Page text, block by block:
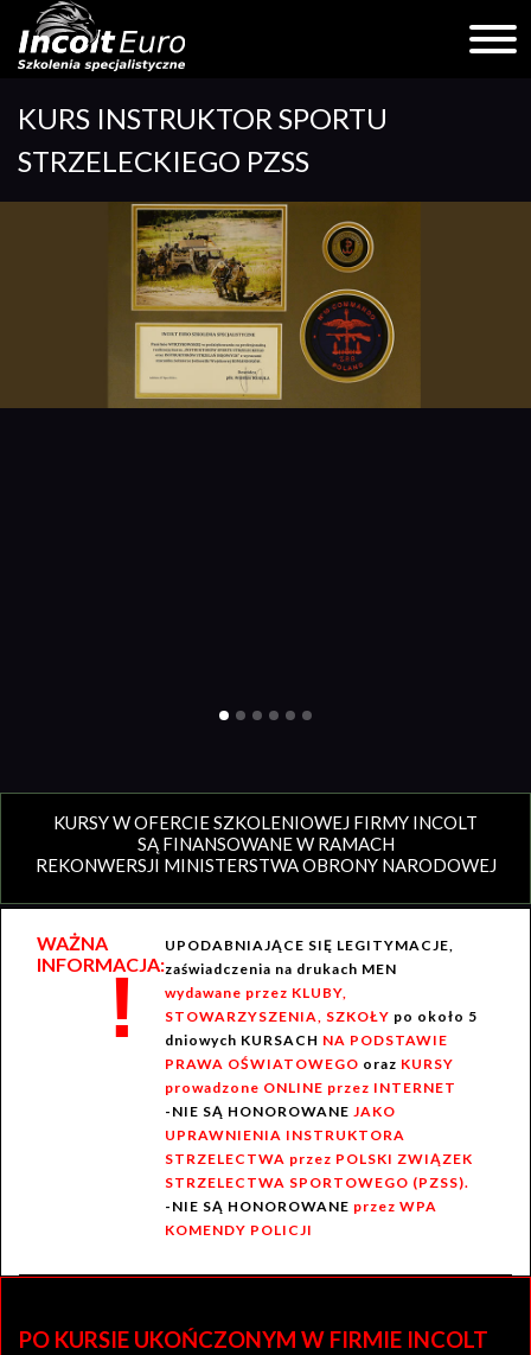
content
KURS INSTRUKTOR SPORTU
STRZELECKIEGO PZSS
KURSY W OFERCIE SZKOLENIOWEJ FIRMY INCOLT
SĄ FINANSOWANE W RAMACH
REKONWERSJI MINISTERSTWA OBRONY NARODOWEJ
WAŻNA
INFORMACJA:
!
UPODABNIAJĄCE SIĘ LEGITYMACJE,
zaświadczenia na drukach MEN
wydawane przez KLUBY,
STOWARZYSZENIA, SZKOŁY po około 5
dniowych KURSACH NA PODSTAWIE
PRAWA OŚWIATOWEGO oraz KURSY
prowadzone ONLINE przez INTERNET
-NIE SĄ HONOROWANE JAKO
UPRAWNIENIA INSTRUKTORA
STRZELECTWA przez POLSKI ZWIĄZEK
STRZELECTWA SPORTOWEGO (PZSS).
-NIE SĄ HONOROWANE przez WPA
KOMENDY POLICJI
PO KURSIE UKOŃCZONYM W FIRMIE INCOLT